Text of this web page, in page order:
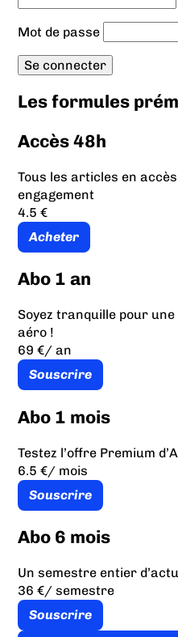
Mot de passe
Les formules
Accès 48h
Tous les articles en
engagement
4.5 €
Acheter
Abo 1 an
Soyez tranquille pour
aéro !
69 €/ an
Souscrire
Abo 1 mois
Testez l’offre Premium
6.5 €/ mois
Souscrire
Abo 6 mois
Un semestre entier
36 €/ semestre
Souscrire